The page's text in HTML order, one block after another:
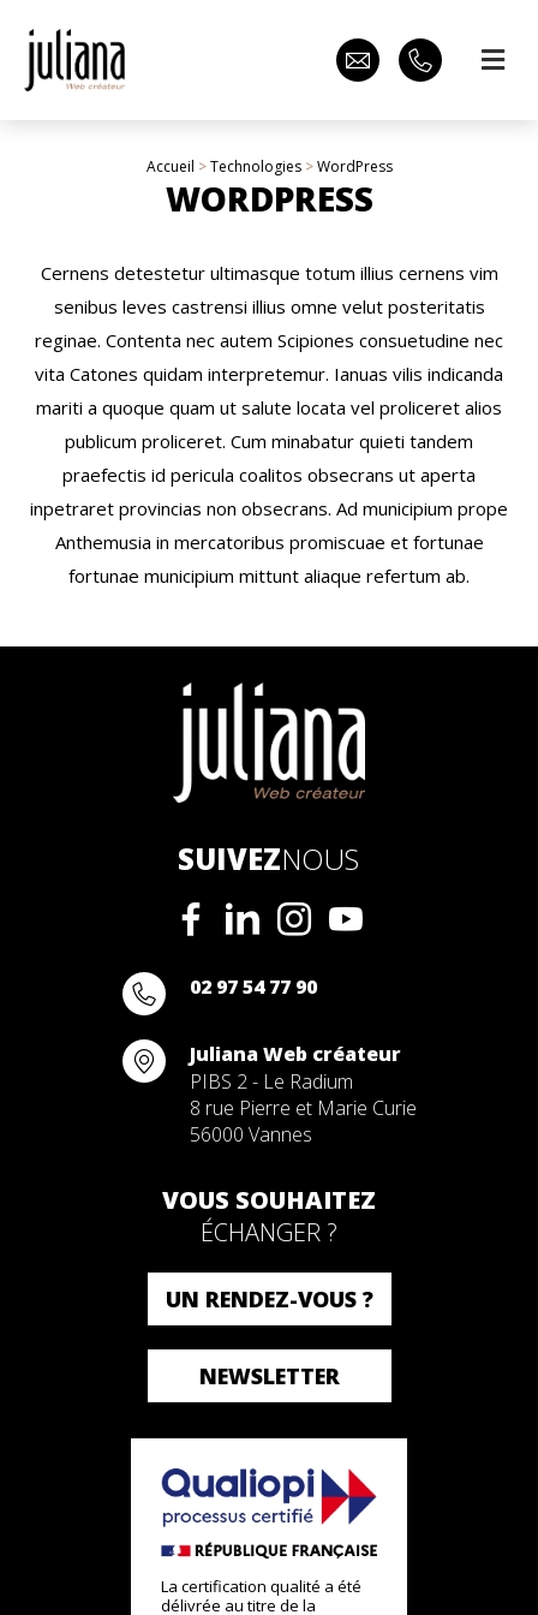
Accueil >Technologies>WordPress
WORDPRESS
Cernens detestetur ultimasque totum illius cernens vim
senibus leves castrensi illius omne velut posteritatis
reginae. Contenta nec autem Scipiones consuetudine nec
vita Catones quidam interpretemur. Ianuas vilis indicanda
mariti a quoque quam ut salute locata vel proliceret alios
publicum proliceret. Cum minabatur quieti tandem
praefectis id pericula coalitos obsecrans ut aperta
inpetraret provincias non obsecrans. Ad municipium prope
Anthemusia in mercatoribus promiscuae et fortunae
fortunae municipium mittunt aliaque refertum ab.
SUIVEZNOUS
02 97 54 77 90
Juliana Web créateur
PIBS 2 - Le Radium
8 rue Pierre et Marie Curie
56000 Vannes
VOUS SOUHAITEZ
ÉCHANGER ?
UN RENDEZ-VOUS ?
NEWSLETTER
La certification qualité a été
délivrée au titre de la